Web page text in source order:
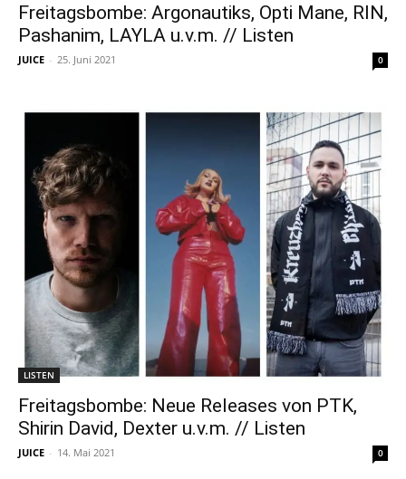
Freitagsbombe: Argonautiks, Opti Mane, RIN,
Pashanim, LAYLA u.v.m. // Listen
JUICE - 25. Juni 2021 0
LISTEN
Freitagsbombe: Neue Releases von PTK,
Shirin David, Dexter u.v.m. // Listen
JUICE - 14. Mai 2021 0